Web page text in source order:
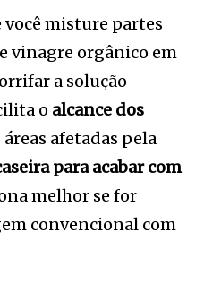
você misture partes
vinagre orgânico em
a solução
o alcance dos
áreas afetadas pela
para acabar com
melhor se for
convencional com